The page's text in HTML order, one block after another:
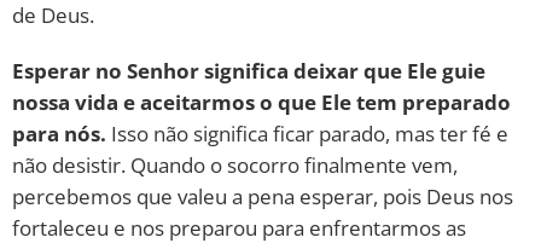
de Deus.
Esperar no Senhor significa deixar que Ele guie
nossa vida e aceitarmos o que Ele tem preparado
para nós. Isso não significa ficar parado, mas ter fé e
não desistir. Quando o socorro finalmente vem,
percebemos que valeu a pena esperar, pois Deus nos
fortaleceu e nos preparou para enfrentarmos as